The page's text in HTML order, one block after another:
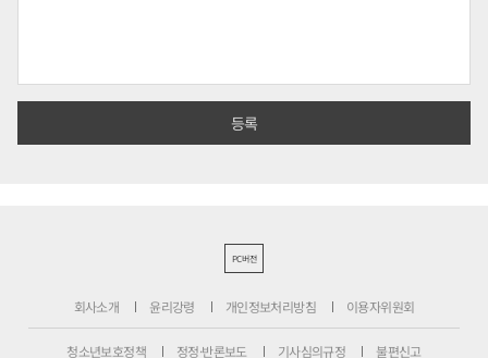
PC버전
회사소개 윤리강령 개인정보처리방침 이용자위원회
청소년보호정책 정정·반론보도 기사심의규정 불편신고